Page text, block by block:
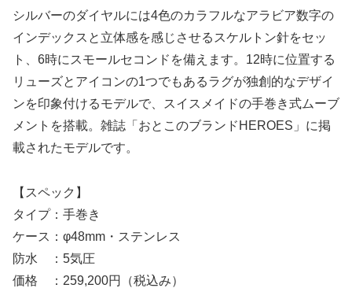
シルバーのダイヤルには4色のカラフルなアラビア数字の
インデックスと立体感を感じさせるスケルトン針をセッ
ト、6時にスモールセコンドを備えます。12時に位置する
リューズとアイコンの1つでもあるラグが独創的なデザイ
ンを印象付けるモデルで、スイスメイドの手巻き式ムーブ
メントを搭載。雑誌「おとこのブランドHEROES」に掲
載されたモデルです。
【スペック】
タイプ：手巻き
ケース：φ48mm・ステンレス
防水 ：5気圧
価格 ：259,200円（税込み）